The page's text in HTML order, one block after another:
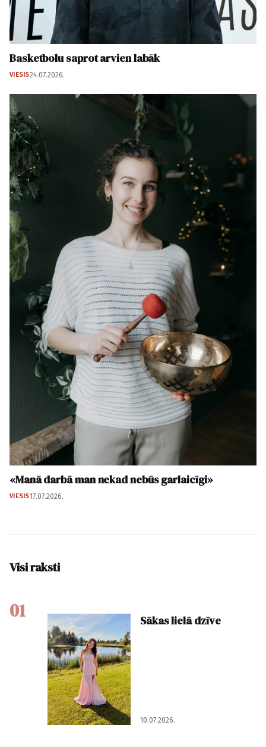
Basketbolu saprot arvien labāk
VIESIS24.07.2026.
«Manā darbā man nekad nebūs garlaicīgi»
VIESIS17.07.2026.
Visi raksti
01 Sākas lielā dzīve
10.07.2026.